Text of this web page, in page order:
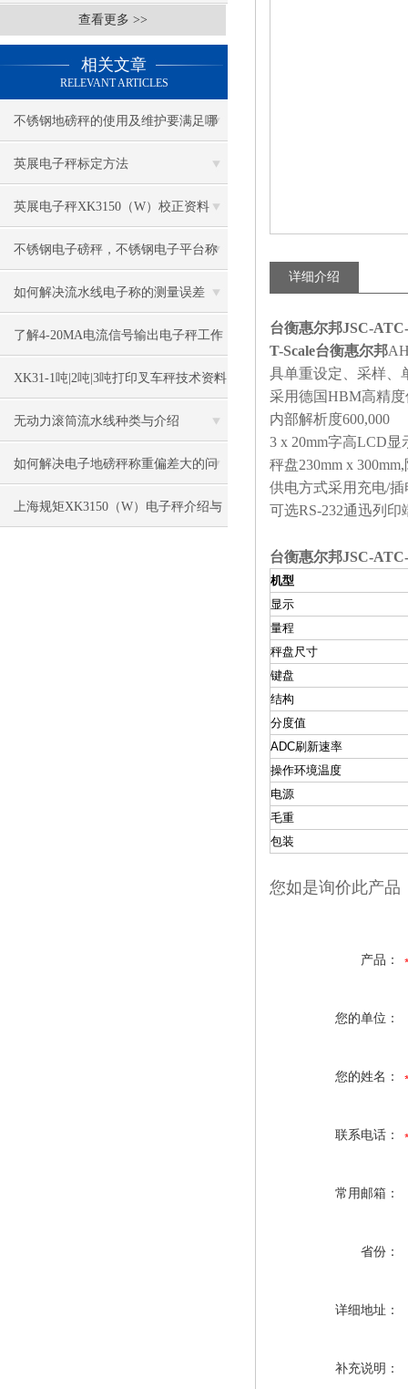
查看更多 >>
相关文章
RELEVANT ARTICLES
不锈钢地磅秤的使用及维护要满足哪
些要求
英展电子秤标定方法
英展电子秤XK3150（W）校正资料
不锈钢电子磅秤，不锈钢电子平台称
如何解决流水线电子称的测量误差
了解4-20MA电流信号输出电子秤工作
原理
XK31-1吨|2吨|3吨打印叉车秤技术资料
无动力滚筒流水线种类与介绍
如何解决电子地磅秤称重偏差大的问
题？
上海规矩XK3150（W）电子秤介绍与
详细介绍
台衡惠尔邦JSC-
T-Scale台衡惠尔邦
具单重设定、采样、
采用德国HBM高精度
内部解析度600,000
3 x 20mm字高LCD
秤盘230mm x
供电方式采用充电/
可选RS-232通迅列
台衡惠尔邦JSC-
机型
显示
量程
秤盘尺寸
键盘
结构
分度值
ADC刷新速率
操作环境温度
电源
毛重
包装
您如是询价此产品
产品：
您的单位：
您的姓名：
联系电话：
常用邮箱：
省份：
详细地址：
补充说明：